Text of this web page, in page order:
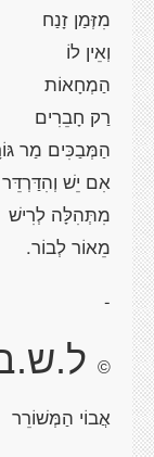
מִזְּמַן זָנַח
וְאֵין לוֹ
הַמְחָאוֹת
רַק חָבֵרִים
הַמְּבַכִּים מַר
אִם יֵשׁ וְהִדַּרְדֵּר
מִתְּהִלָּה לְרִישׁ
מֵאוֹר לְבוֹר.
-
©
אֲבוֹי הַמְּשׁוֹרֵר